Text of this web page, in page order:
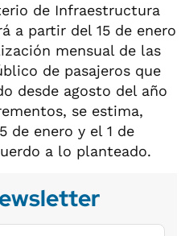
de Infraestructura
a partir del 15 de enero
mensual de las
de pasajeros que
desde agosto del año
se estima,
de enero y el 1 de
a lo planteado.